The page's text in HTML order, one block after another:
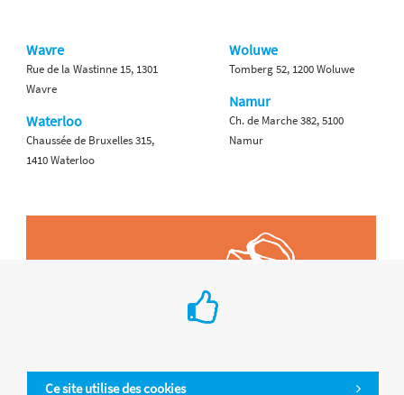
Ce site utilise des cookies
Wavre
Rue de la Wastinne 15, 1301
Wavre
Waterloo
Chaussée de Bruxelles 315,
1410 Waterloo
Woluwe
Tomberg 52, 1200 Woluwe
Namur
Ch. de Marche 382, 5100
Namur